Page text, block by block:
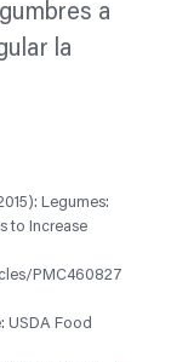
a
la
Legumes:
to Increase
PMC460827
USDA Food